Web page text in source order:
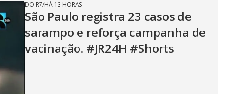
DO R7/HÁ 13 HORAS
São Paulo registra 23 casos de
sarampo e reforça campanha de
vacinação. #JR24H #Shorts